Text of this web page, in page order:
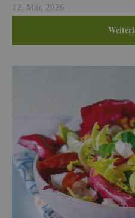
12. Mär, 2026